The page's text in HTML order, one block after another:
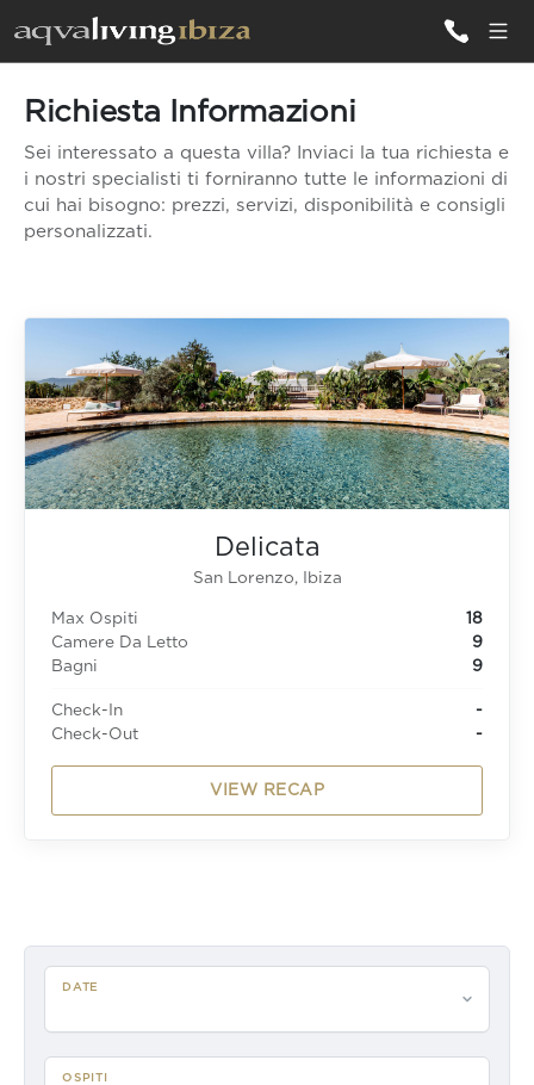
Richiesta Informazioni
Sei interessato a questa villa? Inviaci la tua richiesta e
i nostri specialisti ti forniranno tutte le informazioni di
cui hai bisogno: prezzi, servizi, disponibilità e consigli
personalizzati.
DATE
OSPITI
Delicata
San Lorenzo, Ibiza
Max Ospiti
18
Camere Da Letto
9
Bagni
9
Check-In
-
Check-Out
-
VIEW RECAP
TUTTE LE
VILLE
ISPIRAZIONI
SERVIZI